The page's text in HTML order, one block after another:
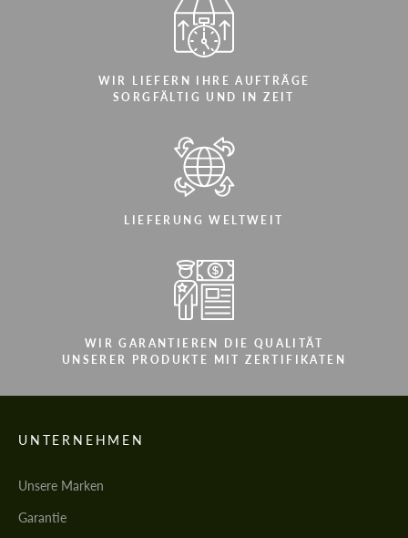
WIR LIEFERN IHRE AUFTRÄGE
SORGFÄLTIG UND IN ZEIT
LIEFERUNG WELTWEIT
WIR GARANTIEREN DIE QUALITÄT
UNSERER PRODUKTE MIT ZERTIFIKATEN
UNTERNEHMEN
Unsere Marken
Garantie
KONTAKTIEREN SIE MICH
Wir sprechen Ihre Sprache
KONTAKTIEREN SIE MICH
Wir sprechen Ihre Sprache